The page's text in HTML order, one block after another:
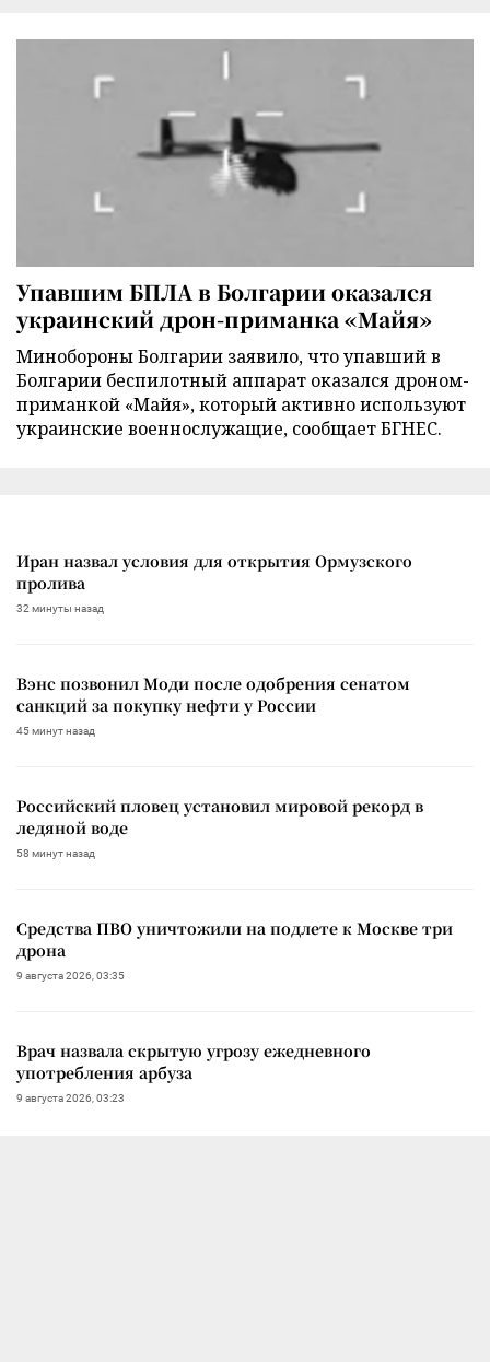
Упавшим БПЛА в Болгарии оказался
украинский дрон-приманка «Майя»
Минобороны Болгарии заявило, что упавший в
Болгарии беспилотный аппарат оказался дроном-
приманкой «Майя», который активно используют
украинские военнослужащие, сообщает БГНЕС.
Иран назвал условия для открытия Ормузского
пролива
32 минуты назад
Вэнс позвонил Моди после одобрения сенатом
санкций за покупку нефти у России
45 минут назад
Российский пловец установил мировой рекорд в
ледяной воде
58 минут назад
Средства ПВО уничтожили на подлете к Москве три
дрона
9 августа 2026, 03:35
Врач назвала скрытую угрозу ежедневного
употребления арбуза
9 августа 2026, 03:23